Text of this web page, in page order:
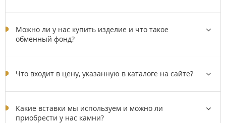
Можно ли у нас купить изделие и что такое
обменный фонд?
Что входит в цену, указанную в каталоге на сайте?
Какие вставки мы используем и можно ли
приобрести у нас камни?